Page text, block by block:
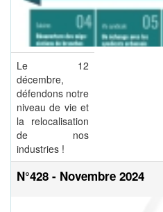
Le 12
décembre,
défendons notre
niveau de vie et
la relocalisation
de nos
industries !
N°428 - Novembre 2024